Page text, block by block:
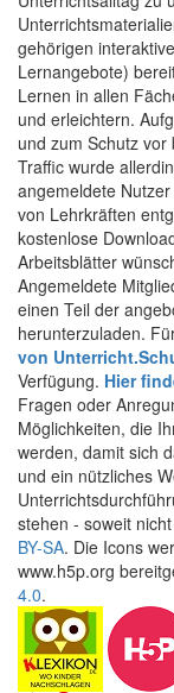
gehörigen
Lernangebote)
Lernen in allen
und erleichtern.
und zum Schutz
Traffic wurde
angemeldete
von Lehrkräften
kostenlose
Arbeitsblätter
Angemeldete
einen Teil der
herunterzuladen.
von
Verfügung. Hier
Fragen oder
Möglichkeiten, die
werden, damit sich
und ein nützliches
stehen - soweit
BY-SA. Die Icons
www.h5p.org
4.0.